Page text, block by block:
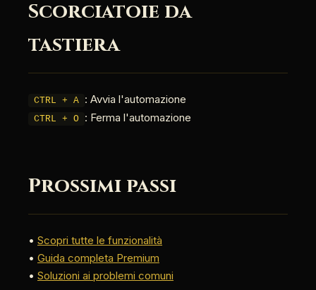
Scorciatoie da
tastiera
CTRL + A : Avvia l'automazione
CTRL + O : Ferma l'automazione
Prossimi passi
• Scopri tutte le funzionalità
• Guida completa Premium
• Soluzioni ai problemi comuni